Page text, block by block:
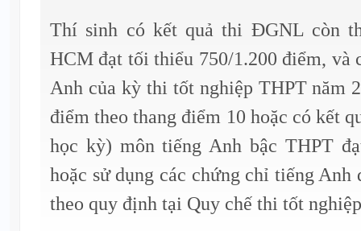
Thí sinh có kết quả thi ĐGNL còn
HCM đạt tối thiểu 750/1.200 điểm, và
Anh của kỳ thi tốt nghiệp THPT năm
điểm theo thang điểm 10 hoặc có kết
học kỳ) môn tiếng Anh bậc THPT
hoặc sử dụng các chứng chỉ tiếng Anh
theo quy định tại Quy chế thi tốt